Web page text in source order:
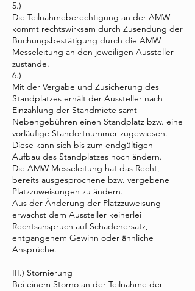
5.)
Die Teilnahmeberechtigung an der AMW
kommt rechtswirksam durch Zusendung der
Buchungsbestätigung durch die AMW
Messeleitung an den jeweiligen Aussteller
zustande.
6.)
Mit der Vergabe und Zusicherung des
Standplatzes erhält der Aussteller nach
Einzahlung der Standmiete samt
Nebengebühren einen Standplatz bzw. eine
vorläufige Standortnummer zugewiesen.
Diese kann sich bis zum endgültigen
Aufbau des Standplatzes noch ändern.
Die AMW Messeleitung hat das Recht,
bereits ausgesprochene bzw. vergebene
Platzzuweisungen zu ändern.
Aus der Änderung der Platzzuweisung
erwachst dem Aussteller keinerlei
Rechtsanspruch auf Schadenersatz,
entgangenem Gewinn oder ähnliche
Ansprüche.
III.) Stornierung
Bei einem Storno an der Teilnahme der